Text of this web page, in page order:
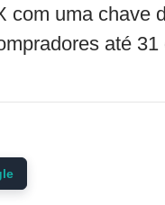
com uma chave
até 31